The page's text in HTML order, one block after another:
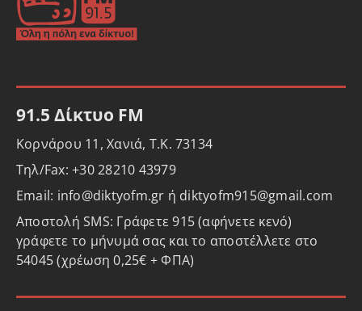
91.5 Δίκτυο FM
Κορνάρου 11, Χανιά, Τ.Κ. 73134
Τηλ/Fax: +30 28210 43979
Email: info@diktyofm.gr ή diktyofm915@gmail.com
Αποστολή SMS: Γράφετε 915 (αφήνετε κενό)
γράφετε το μήνυμά σας και το αποστέλλετε στο
54045 (χρέωση 0,25€ + ΦΠΑ)